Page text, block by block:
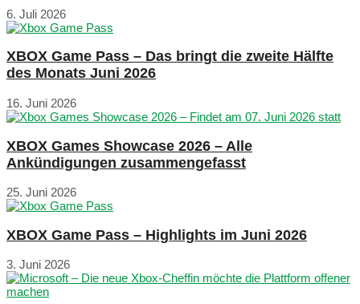
6. Juli 2026
XBOX Game Pass – Das bringt die zweite Hälfte
des Monats Juni 2026
16. Juni 2026
XBOX Games Showcase 2026 – Alle
Ankündigungen zusammengefasst
25. Juni 2026
XBOX Game Pass – Highlights im Juni 2026
3. Juni 2026